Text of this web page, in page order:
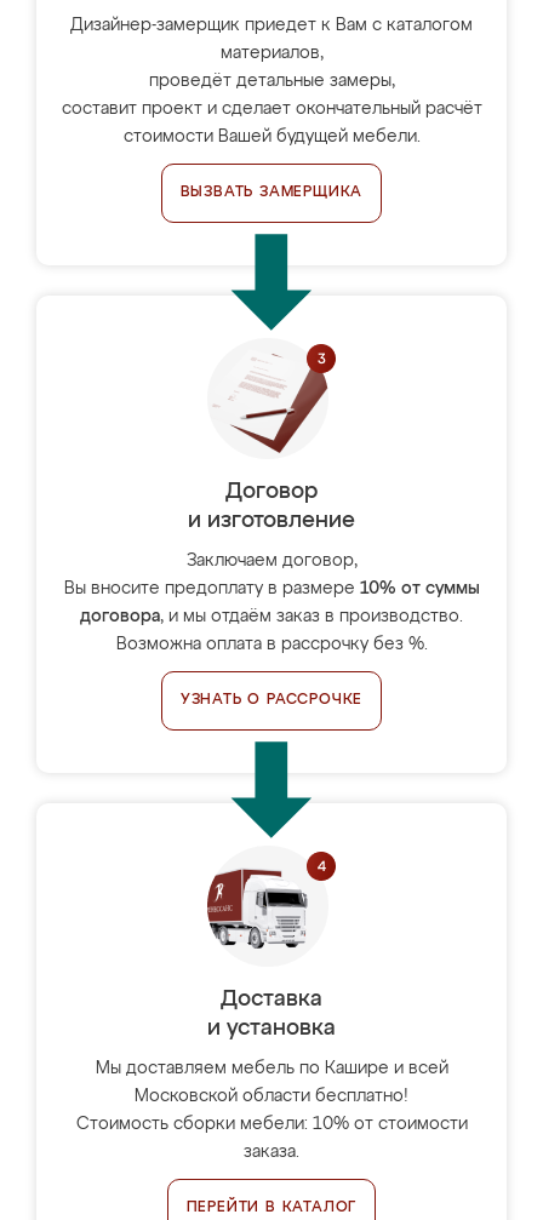
Дизайнер-замерщик приедет к Вам с каталогом
материалов,
проведёт детальные замеры,
составит проект и сделает окончательный расчёт
стоимости Вашей будущей мебели.
ВЫЗВАТЬ ЗАМЕРЩИКА
Договор
и изготовление
Заключаем договор,
Вы вносите предоплату в размере 10% от суммы
договора, и мы отдаём заказ в производство.
Возможна оплата в рассрочку без %.
УЗНАТЬ О РАССРОЧКЕ
Доставка
и установка
Мы доставляем мебель по Кашире и всей
Московской области бесплатно!
Стоимость сборки мебели: 10% от стоимости
заказа.
ПЕРЕЙТИ В КАТАЛОГ